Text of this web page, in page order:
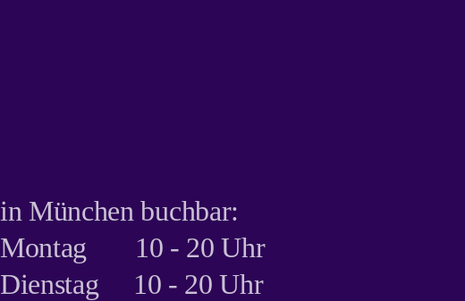
in München buchbar:
Montag 10 - 20 Uhr
Dienstag 10 - 20 Uhr